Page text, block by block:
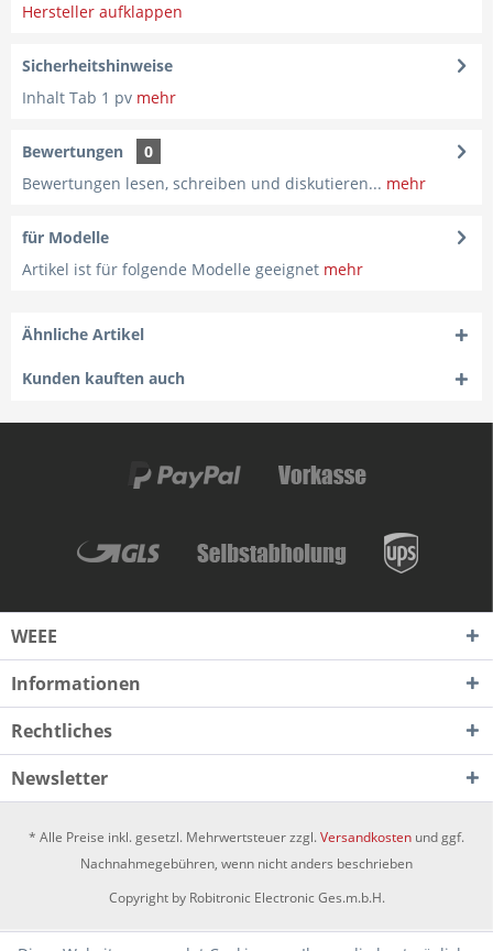
Hersteller aufklappen
Sicherheitshinweise
Inhalt Tab 1 pv mehr
Bewertungen
0
Bewertungen lesen, schreiben und diskutieren... mehr
für Modelle
Artikel ist für folgende Modelle geeignet mehr
Ähnliche Artikel
Kunden kauften auch
WEEE
Informationen
Rechtliches
Newsletter
* Alle Preise inkl. gesetzl. Mehrwertsteuer zzgl.Versandkosten und ggf.
Nachnahmegebühren, wenn nicht anders beschrieben
Copyright by Robitronic Electronic Ges.m.b.H.